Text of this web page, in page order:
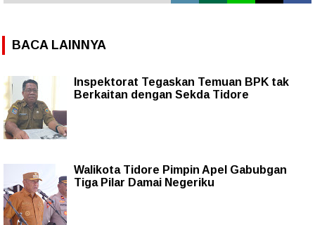
BACA LAINNYA
Inspektorat Tegaskan Temuan BPK tak
Berkaitan dengan Sekda Tidore
Walikota Tidore Pimpin Apel Gabubgan
Tiga Pilar Damai Negeriku